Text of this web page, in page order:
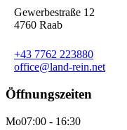
Gewerbestraße 12
4760 Raab
+43 7762 223880
office@land-rein.net
Öffnungszeiten
Mo07:00 - 16:30